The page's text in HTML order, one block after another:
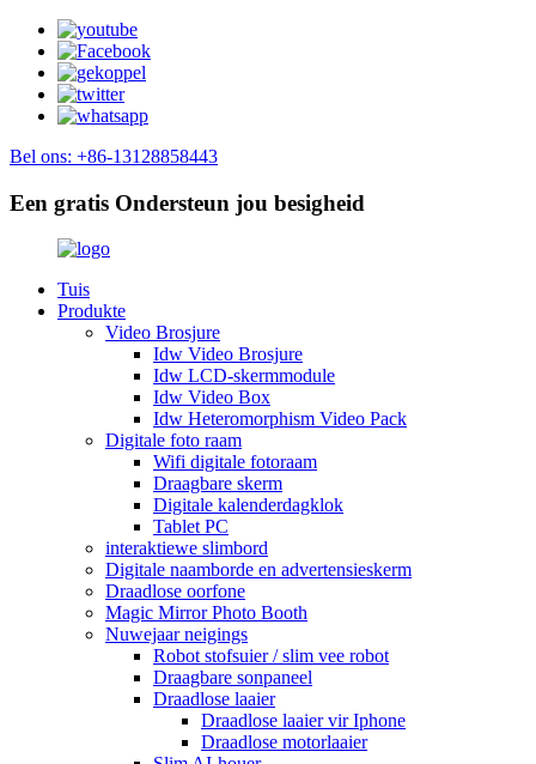
Bel ons: +86-13128858443
Een gratis Ondersteun jou besigheid
Tuis
Produkte
Video Brosjure
Idw Video Brosjure
Idw LCD-skermmodule
Idw Video Box
Idw Heteromorphism Video Pack
Digitale foto raam
Wifi digitale fotoraam
Draagbare skerm
Digitale kalenderdagklok
Tablet PC
interaktiewe slimbord
Digitale naamborde en advertensieskerm
Draadlose oorfone
Magic Mirror Photo Booth
Nuwejaar neigings
Robot stofsuier / slim vee robot
Draagbare sonpaneel
Draadlose laaier
Draadlose laaier vir Iphone
Draadlose motorlaaier